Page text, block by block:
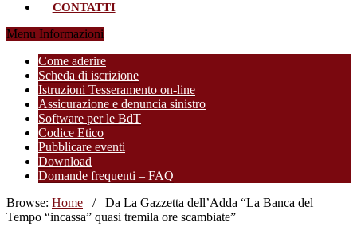
CONTATTI
Menu Informazioni
Come aderire
Scheda di iscrizione
Istruzioni Tesseramento on-line
Assicurazione e denuncia sinistro
Software per le BdT
Codice Etico
Pubblicare eventi
Download
Domande frequenti – FAQ
Browse: Home /
Da La Gazzetta dell’Adda “La Banca del
Tempo “incassa” quasi tremila ore scambiate”